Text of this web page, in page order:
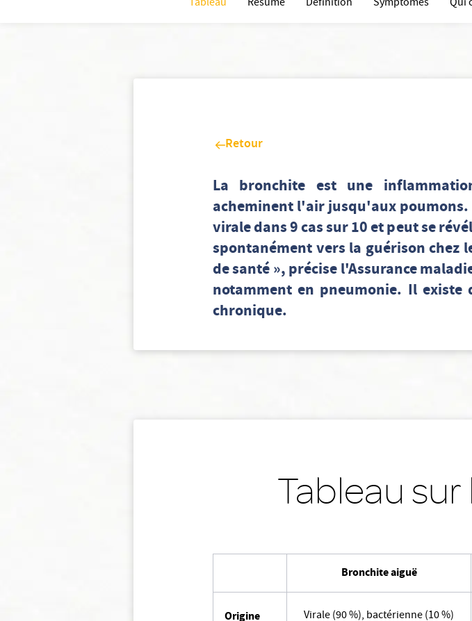
Tableau Résumé Définition Symptômes Qui
Retour
La bronchite est une
acheminent l'air jusqu'aux
virale dans 9 cas sur 10 et peut se
spontanément vers la guérison chez
de santé », précise l'Assurance
notamment en pneumonie. Il
chronique.
Tableau
Bronchite aiguë
Origine Virale (90 %), bactérienne (10 %)